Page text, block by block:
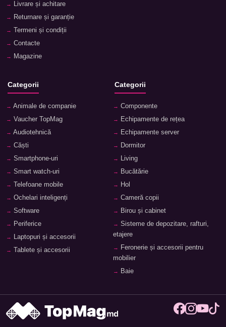
Livrare și achitare
Returnare și garanție
Termeni și condiții
Contacte
Magazine
Categorii
Animale de companie
Vaucher TopMag
Audiotehnică
Căști
Smartphone-uri
Smart watch-uri
Telefoane mobile
Ochelari inteligenți
Software
Periferice
Laptopuri și accesorii
Tablete și accesorii
Categorii
Componente
Echipamente de rețea
Echipamente server
Dormitor
Living
Bucătărie
Hol
Cameră copii
Birou și cabinet
Sisteme de depozitare, rafturi,
etajere
Feronerie și accesorii pentru
mobilier
Baie